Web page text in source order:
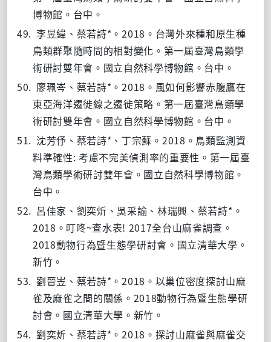
博物館。台中。
49. 李昱緯、蔡若詩* 。2018 。台灣外來種和原生種
鳥類群聚隨時間的相對變化。第一屆臺灣鳥類學
術研討雙年會。國立自然科學博物館。台中。
50. 廖珮岑、蔡若詩* 。2018 。風如何影響赤腹鷹在
東亞海洋遷徙線之遷徙策略。第一屆臺灣鳥類學
術研討雙年會。國立自然科學博物館。台中。
51. 沈芳伃、蔡若詩* 、丁宗蘇。 2018 。鳥類監測資
料準確性: 考慮不完美偵測率的重要性。第一屆臺
灣鳥類學術研討雙年會。國立自然科學博物館。
台中。
52. 呂佳家、劉奕炘、吳采諭、林瑞興、蔡若詩* 。
2018 。叮咚~查水表! 2017全台山麻雀調查。
2018動物行為暨生態學研討會。國立清華大學。
新竹。
53. 劉晉岦、蔡若詩* 。2018 。以巢位密度探討山麻
雀及麻雀之間的關係。 2018動物行為暨生態學研
討會。國立清華大學。新竹。
54. 劉奕炘、蔡若詩* 。2018 。探討山麻雀與麻雀交